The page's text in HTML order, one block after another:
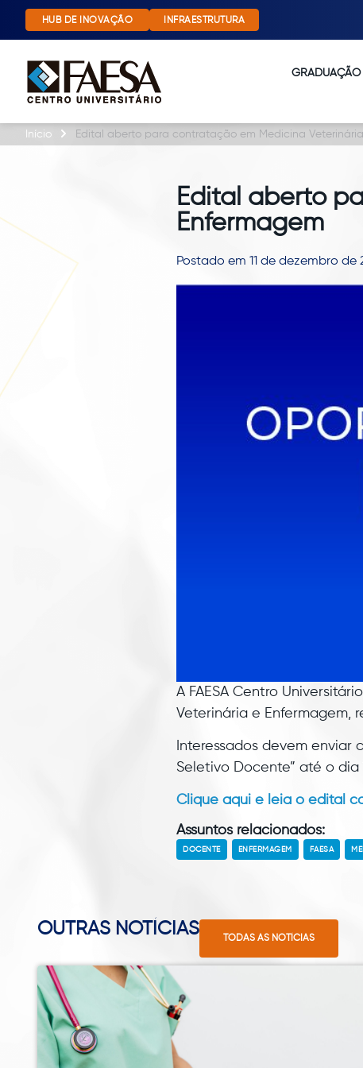
HUB DE INOVAÇÃO INFRAESTRUTURA
GRADUAÇÃO
Início Edital aberto para contratação em Medicina
Edital aberto
Enfermagem
Postado em 11 de dezembro de
A FAESA Centro
Veterinária e Enfermagem,
Interessados devem enviar
Seletivo Docente” até o dia
Clique aqui e leia o edital
Assuntos relacionados:
DOCENTE ENFERMAGEM FAESA
OUTRAS NOTÍCIAS TODAS AS NOTÍCIAS